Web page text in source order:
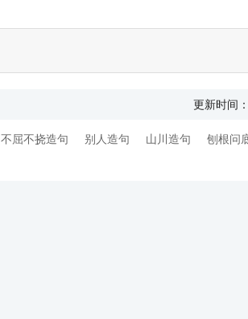
更新时间
不屈不挠造句 别人造句 山川造句
刨根问